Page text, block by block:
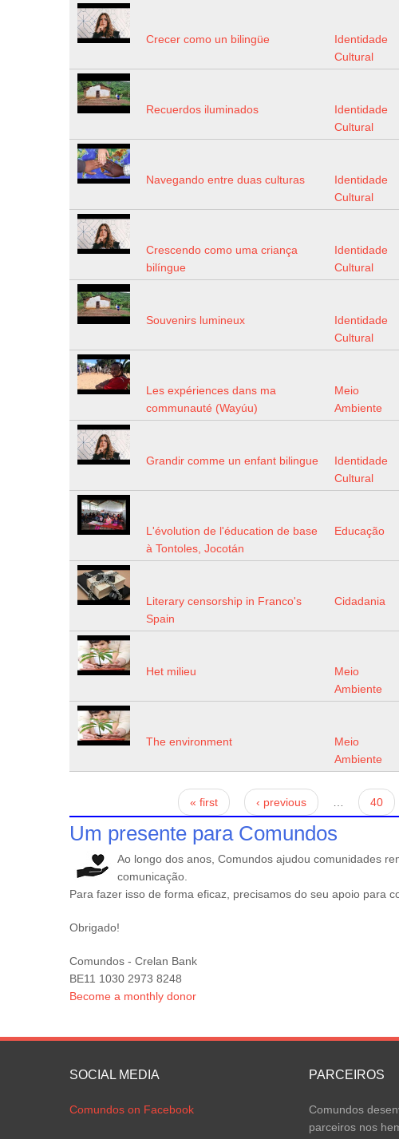
Crecer como un bilingüe
Identidade
Cultural
Recuerdos iluminados
Identidade
Cultural
Navegando entre duas culturas
Identidade
Cultural
Crescendo como uma criança
bilíngue
Identidade
Cultural
Souvenirs lumineux
Identidade
Cultural
Les expériences dans ma
communauté (Wayúu)
Meio
Ambiente
Grandir comme un enfant bilingue
Identidade
Cultural
L'évolution de l'éducation de base
à Tontoles, Jocotán
Educação
Literary censorship in Franco's
Spain
Cidadania
Het milieu
Meio
Ambiente
The environment
Meio
Ambiente
« first ‹ previous 40
Um presente para Comundos
Ao longo dos anos, Comundos ajudou comunidades
comunicação.
Para fazer isso de forma eficaz, precisamos do seu apoio para
Obrigado!
Comundos - Crelan Bank
BE11 1030 2973 8248
Become a monthly donor
SOCIAL MEDIA
Comundos on Facebook
PARCEIROS
Comundos
parceiros nos